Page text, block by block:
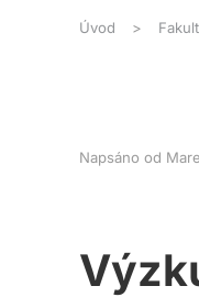
Úvod
Napsáno od